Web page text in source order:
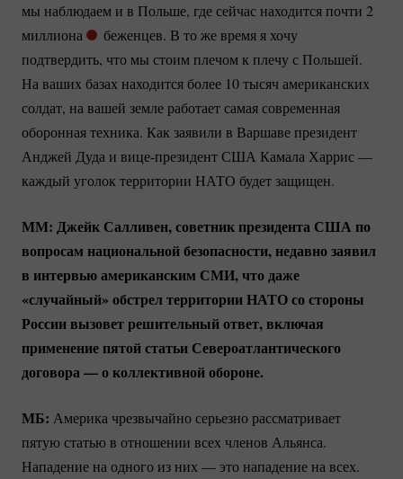
мы наблюдаем и в Польше, где сейчас находится почти 2
миллиона
беженцев. В то же время я хочу
подтвердить, что мы стоим плечом к плечу с Польшей.
На ваших базах находится более 10 тысяч американских
солдат, на вашей земле работает самая современная
оборонная техника. Как заявили в Варшаве президент
Анджей Дуда и вице-президентСША Камала Харрис —
каждый уголок территории НАТО будет защищен.
ММ: Джейк Салливен, советник президента США по
вопросам национальной безопасности, недавно заявил
в интервью американским СМИ, что даже
«случайный» обстрел территории НАТО со стороны
России вызовет решительный ответ, включая
применение пятой статьи Североатлантического
договора — о коллективной обороне.
МБ: Америка чрезвычайно серьезно рассматривает
пятую статью в отношении всех членов Альянса.
Нападение на одного из них — это нападение на всех.